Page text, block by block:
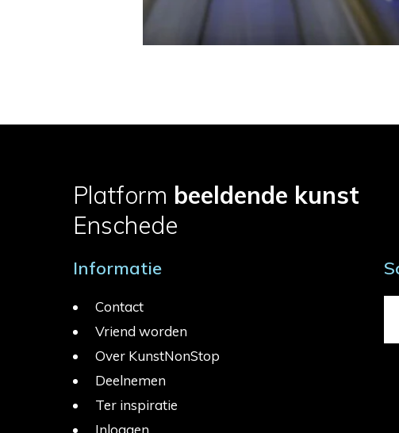
Platform beeldende kunst
Enschede
Informatie
Contact
Vriend worden
Over KunstNonStop
Deelnemen
Ter inspiratie
Inloggen